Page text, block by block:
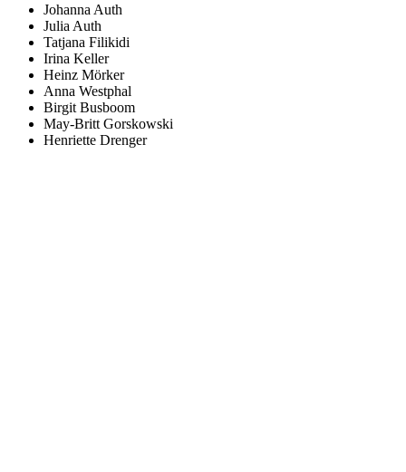
Johanna Auth
Julia Auth
Tatjana Filikidi
Irina Keller
Heinz Mörker
Anna Westphal
Birgit Busboom
May-Britt Gorskowski
Henriette Drenger